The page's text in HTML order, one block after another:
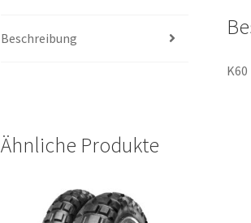
Beschreibung
Ähnliche Produkte